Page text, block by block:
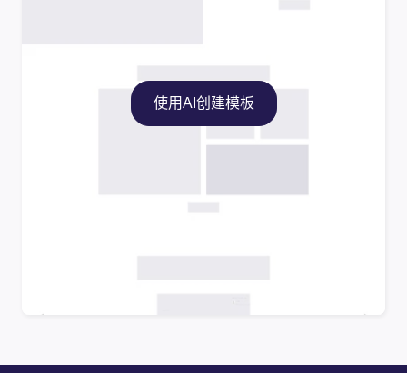
使用AI创建模板